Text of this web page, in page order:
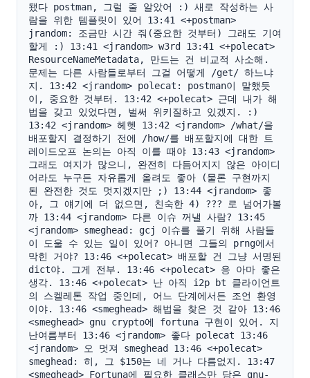
됐다 postman, 그럴 줄 알았어 :) 새로 작성하는 사
람을 위한 템플릿이 있어 13:41 <+postman>
jrandom: 조금만 시간 줘(중요한 것부터) 그래도 기여
할게 :) 13:41 <jrandom> w3rd 13:41 <+polecat>
ResourceNameMetadata, 만드는 건 비교적 사소해.
문제는 다른 사람들로부터 그걸 어떻게 /get/ 하느냐
지. 13:42 <jrandom> polecat: postman이 말했듯
이, 중요한 것부터. 13:42 <+polecat> 근데 내가 해
법을 갖고 있었다면, 벌써 위키질하고 있겠지. :)
13:42 <jrandom> 헤헷 13:42 <jrandom> /what/을
배포할지 결정하기 전에 /how/를 배포할지에 대한 트
레이드오프 논의는 아직 이를 때야 13:43 <jrandom>
그래도 여지가 많으니, 완전히 다듬어지지 않은 아이디
어라도 누구든 자유롭게 올려도 좋아 (물론 구현까지
된 완전한 것도 멋지겠지만 ;) 13:44 <jrandom> 좋
아, 그 얘기에 더 없으면, 친숙한 4) ??? 로 넘어가볼
까 13:44 <jrandom> 다른 이슈 꺼낼 사람? 13:45
<jrandom> smeghead: gcj 이슈를 풀기 위해 사람들
이 도울 수 있는 일이 있어? 아니면 그들의 prng에서
막힌 거야? 13:46 <+polecat> 배포할 건 그냥 서명된
dict야. 그게 전부. 13:46 <+polecat> 응 아마 좋은
생각. 13:46 <+polecat> 난 아직 i2p bt 클라이언트
의 스켈레톤 작업 중인데, 어느 단계에서든 조언 환영
이야. 13:46 <smeghead> 해법을 찾은 것 같아 13:46
<smeghead> gnu crypto에 fortuna 구현이 있어. 지
난여름부터 13:46 <jrandom> 좋다 polecat 13:46
<jrandom> 오 멋져 smeghead 13:46 <+polecat>
smeghead: 히, 그 $150는 네 거나 다름없지. 13:47
<smeghead> Fortuna에 필요한 클래스만 담은 gnu-